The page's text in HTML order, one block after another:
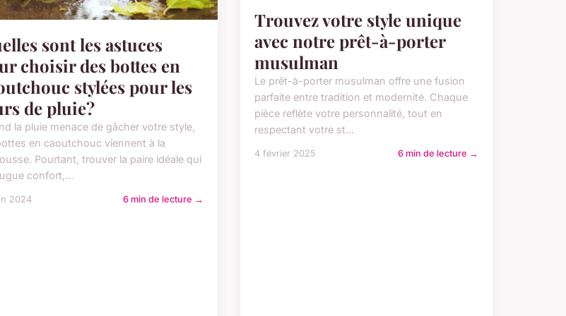
sont les astuces
choisir des bottes en
stylées pour les
de pluie?
la pluie menace de gâcher votre style,
en caoutchouc viennent à la
Pourtant, trouver la paire idéale qui
confort,...
2024 6 min de lecture →
Trouvez votre style unique
avec notre prêt-à-porter
musulman
Le prêt-à-porter musulman offre une fusion
parfaite entre tradition et modernité. Chaque
pièce reflète votre personnalité, tout en
respectant votre st...
4 février 2025 6 min de lecture →